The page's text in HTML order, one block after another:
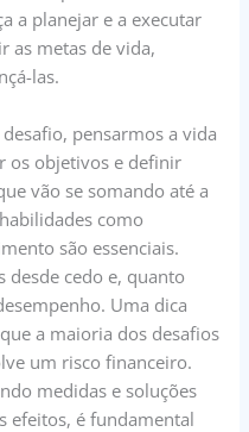
a planejar e a executar
as metas de vida,
las.
pensarmos a vida
os objetivos e definir
vão se somando até a
como
são essenciais.
desde cedo e, quanto
Uma dica
a maioria dos desafios
um risco financeiro.
medidas e soluções
efeitos, é fundamental